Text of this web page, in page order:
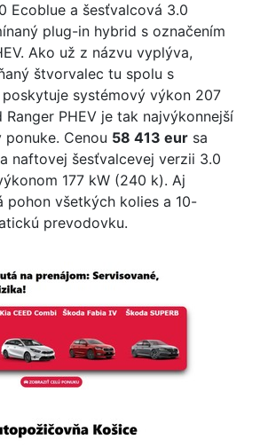
Ecoblue a šesťvalcová 3.0
plug-in hybrid s označením
Ako už z názvu vyplýva,
štvorvalec tu spolu s
systémový výkon 207
PHEV je tak najvýkonnejší
ponuke. Cenou 58 413 eur sa
naftovej šesťvalcevej verzii 3.0
177 kW (240 k). Aj
pohon všetkých kolies a 10-
prevodovku.